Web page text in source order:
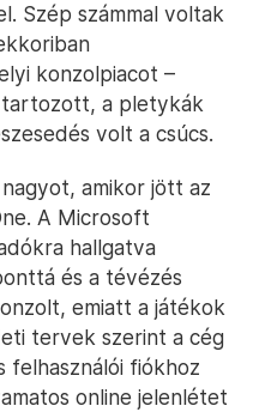
Szép számmal voltak
konzolpiacot –
tartozott, a pletykák
volt a csúcs.
amikor jött az
A Microsoft
hallgatva
és a tévézés
emiatt a játékok
tervek szerint a cég
felhasználói fiókhoz
online jelenlétet